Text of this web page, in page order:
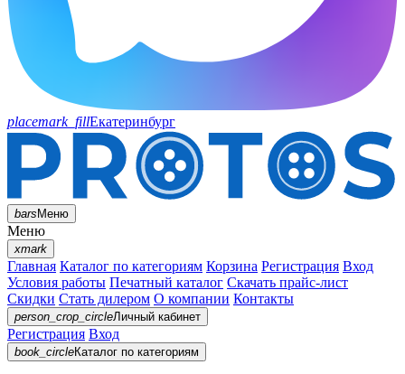
placemark_fillЕкатеринбург
barsМеню
Меню
xmark
Главная Каталог по категориям Корзина Регистрация Вход
Условия работы Печатный каталог Скачать прайс-лист
Скидки Стать дилером О компании Контакты
person_crop_circleЛичный кабинет
Регистрация Вход
book_circleКаталог по категориям